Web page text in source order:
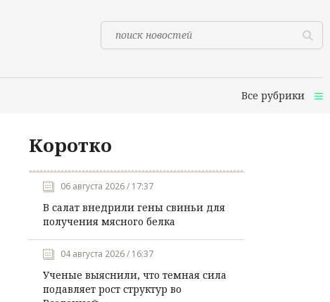
Все рубрики
Коротко
06 августа 2026 / 17:37
В салат внедрили гены свиньи для
получения мясного белка
04 августа 2026 / 16:37
Ученые выяснили, что темная сила
подавляет рост структур во